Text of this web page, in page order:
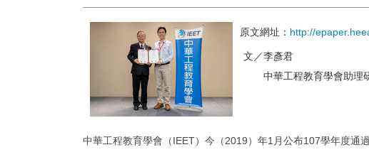
原文網址： http://
文／李彥君
中華工程教育學會助理
中華工程教育學會（IEET）今（2019）年1月公布107學年度通